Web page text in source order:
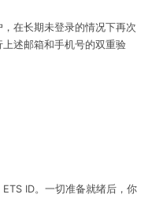
在长期未登录的情况下再次
述邮箱和手机号的双重验
ID。一切准备就绪后，你